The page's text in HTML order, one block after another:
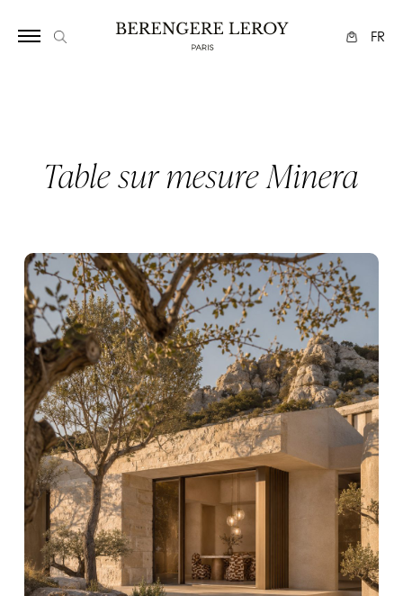
FR
Table sur mesure Minera